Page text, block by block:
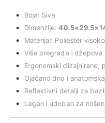
Boja: Siva
Dimenzije:
Materijal: Poliester
Više pregrada i džepova
Ergonomski dizajnirane,
Ojačano dno i
Reflektivni detalji za
Lagan i udoban za